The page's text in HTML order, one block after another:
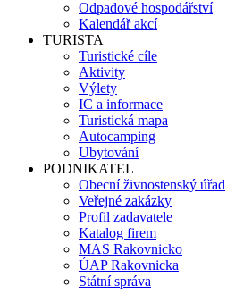
Odpadové hospodářství
Kalendář akcí
TURISTA
Turistické cíle
Aktivity
Výlety
IC a informace
Turistická mapa
Autocamping
Ubytování
PODNIKATEL
Obecní živnostenský úřad
Veřejné zakázky
Profil zadavatele
Katalog firem
MAS Rakovnicko
ÚAP Rakovnicka
Státní správa